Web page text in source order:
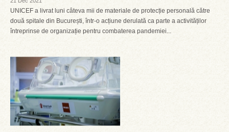
UNICEF a livrat luni câteva mii de materiale de protecție personală către
două spitale din București, într-o acțiune derulată ca parte a activităților
întreprinse de organizație pentru combaterea pandemiei...